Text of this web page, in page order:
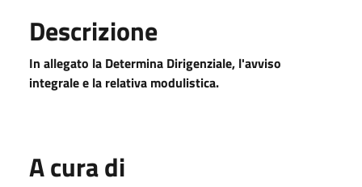
Descrizione
In allegato la Determina Dirigenziale, l'avviso
integrale e la relativa modulistica.
A cura di